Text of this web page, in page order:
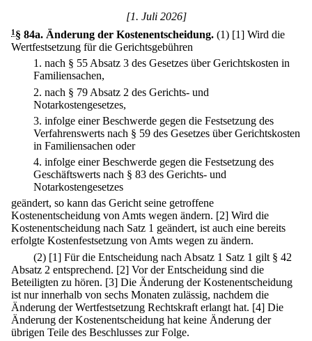
[1. Juli 2026]
1 § 84a. Änderung der Kostenentscheidung. (1) [1] Wird die
Wertfestsetzung für die Gerichtsgebühren
1. nach § 55 Absatz 3 des Gesetzes über Gerichtskosten in
Familiensachen,
2. nach § 79 Absatz 2 des Gerichts- und
Notarkostengesetzes,
3. infolge einer Beschwerde gegen die Festsetzung des
Verfahrenswerts nach § 59 des Gesetzes über Gerichtskosten
in Familiensachen oder
4. infolge einer Beschwerde gegen die Festsetzung des
Geschäftswerts nach § 83 des Gerichts- und
Notarkostengesetzes
geändert, so kann das Gericht seine getroffene
Kostenentscheidung von Amts wegen ändern. [2] Wird die
Kostenentscheidung nach Satz 1 geändert, ist auch eine bereits
erfolgte Kostenfestsetzung von Amts wegen zu ändern.
(2) [1] Für die Entscheidung nach Absatz 1 Satz 1 gilt § 42
Absatz 2 entsprechend. [2] Vor der Entscheidung sind die
Beteiligten zu hören. [3] Die Änderung der Kostenentscheidung
ist nur innerhalb von sechs Monaten zulässig, nachdem die
Änderung der Wertfestsetzung Rechtskraft erlangt hat. [4] Die
Änderung der Kostenentscheidung hat keine Änderung der
übrigen Teile des Beschlusses zur Folge.